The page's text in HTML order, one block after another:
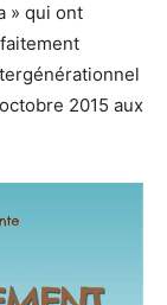
» qui ont
2015 aux